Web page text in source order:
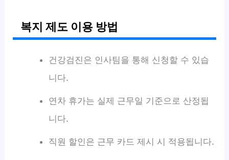
복지 제도 이용 방법
건강검진은 인사팀을 통해 신청할 수 있습
니다.
연차 휴가는 실제 근무일 기준으로 산정됩
니다.
직원 할인은 근무 카드 제시 시 적용됩니다.